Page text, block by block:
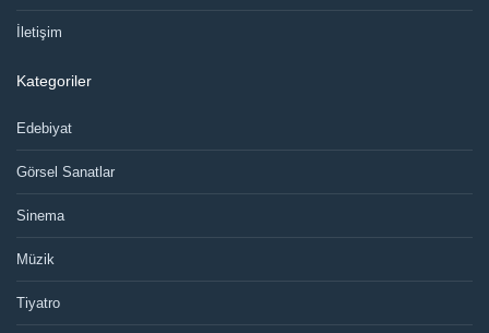
İletişim
Kategoriler
Edebiyat
Görsel Sanatlar
Sinema
Müzik
Tiyatro